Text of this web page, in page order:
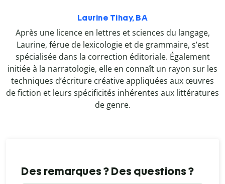
Laurine Tihay, BA
Après une licence en lettres et sciences du langage,
Laurine, férue de lexicologie et de grammaire, s’est
spécialisée dans la correction éditoriale. Également
initiée à la narratologie, elle en connaît un rayon sur les
techniques d’écriture créative appliquées aux œuvres
de fiction et leurs spécificités inhérentes aux littératures
de genre.
Des remarques ? Des questions ?